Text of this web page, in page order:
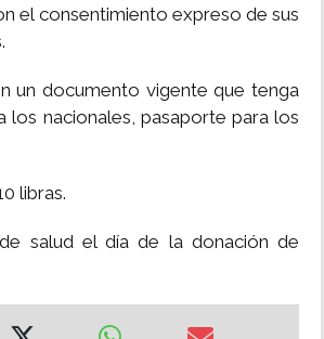
el consentimiento expreso de sus
un documento vigente que tenga
los nacionales, pasaporte para los
libras.
salud el día de la donación de